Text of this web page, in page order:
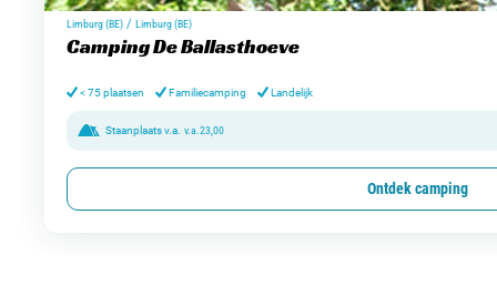
Limburg (BE) / Limburg (BE)
Camping De Ballasthoeve
< 75 plaatsen Familiecamping Landelijk
Staanplaats v.a. v.a.23,00
Ontdek camping